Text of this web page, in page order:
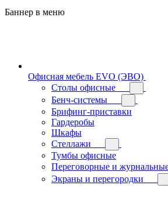
Баннер в меню
Офисная мебель EVO (ЭВО)
Cтолы офисные
Бенч-системы
Брифинг-приставки
Гардеробы
Шкафы
Стеллажи
Тумбы офисные
Переговорные и
Экраны и перегородки